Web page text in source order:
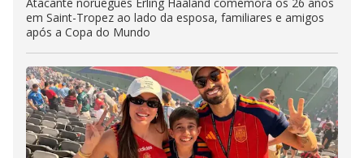
em Saint-Tropez ao lado da esposa, familiares e amigos
após a Copa do Mundo